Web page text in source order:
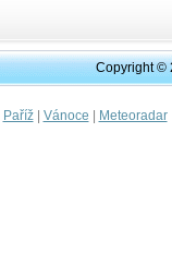
Copyright ©
Paříž| Vánoce | Meteoradar